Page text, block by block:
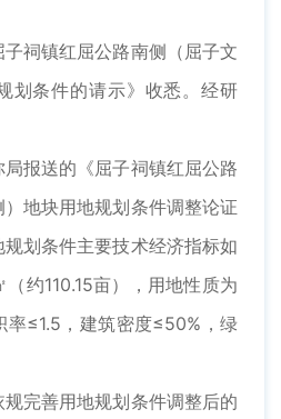
祠镇红屈公路南侧（屈子文
划条件的请示》收悉。经研
报送的《屈子祠镇红屈公路
地块用地规划条件调整论证
划条件主要技术经济指标如
约110.15亩），用地性质为
率≤1.5，建筑密度≤50%，绿
完善用地规划条件调整后的